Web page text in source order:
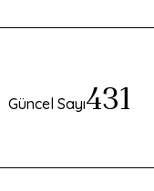
Güncel Sayı431